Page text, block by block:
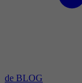
de BLOG